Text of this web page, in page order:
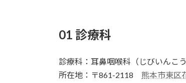
01 診療科
診療科：耳鼻咽喉科（じびいんこう
所在地：〒861-2118 熊本市東区